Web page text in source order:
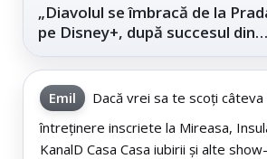
„Diavolul se îmbracă de la
pe Disney+, după succesul din
Emil
Dacă vrei sa te scoți câteva
întreținere inscriete la Mireasa,
KanalD Casa Casa iubirii și alte